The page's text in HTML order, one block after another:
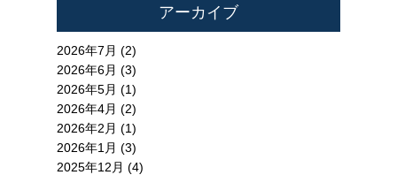
アーカイブ
2026年7月 (2)
2026年6月 (3)
2026年5月 (1)
2026年4月 (2)
2026年2月 (1)
2026年1月 (3)
2025年12月 (4)